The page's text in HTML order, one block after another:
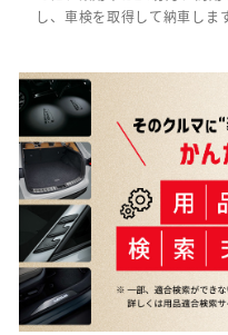
し、車検を取得して納車しま